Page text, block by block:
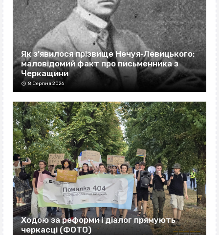
Як з’явилося прізвище Нечуя‐Левицького:
маловідомий факт про письменника з
Черкащини
8 Серпня 2026
Ходою за реформи і діалог прямують
черкасці (ФОТО)